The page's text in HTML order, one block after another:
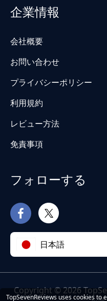
企業情報
会社概要
お問い合わせ
プライバシーポリシー
利用規約
レビュー方法
免責事項
フォローする
日本語
Copyright © 2026
TopSevenReviews uses cookies